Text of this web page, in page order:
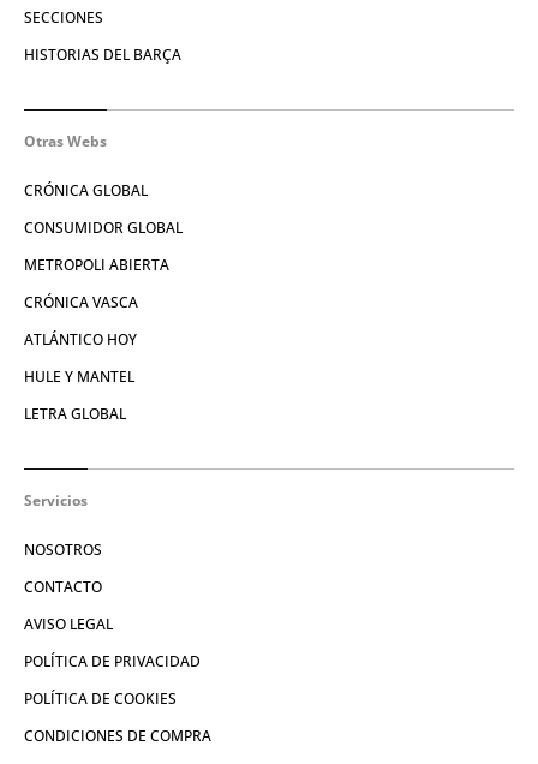
SECCIONES
HISTORIAS DEL BARÇA
Otras Webs
CRÓNICA GLOBAL
CONSUMIDOR GLOBAL
METROPOLI ABIERTA
CRÓNICA VASCA
ATLÁNTICO HOY
HULE Y MANTEL
LETRA GLOBAL
Servicios
NOSOTROS
CONTACTO
AVISO LEGAL
POLÍTICA DE PRIVACIDAD
POLÍTICA DE COOKIES
CONDICIONES DE COMPRA